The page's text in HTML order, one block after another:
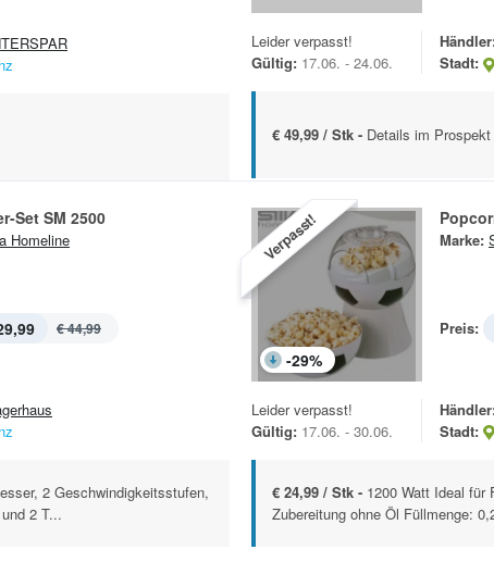
Leider verpasst!
Gültig: 17.06. - 24.06.
Stadt:
€ 49,99 / Stk - Details im Prospekt
Set SM 2500
Homeline
€ 44,99
2 Geschwindigkeitsstufen,
2 T...
Verpasst!
-29%
Marke:
Preis:
Leider verpasst!
Gültig: 17.06. - 30.06.
Stadt:
€ 24,99 / Stk - 1200 Watt Ideal für
Zubereitung ohne Öl Füllmenge: